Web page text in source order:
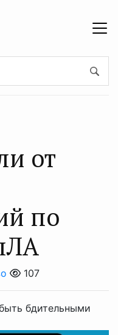
от
по
107
бдительными